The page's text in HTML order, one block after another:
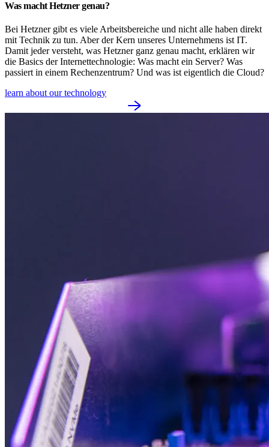
Was macht Hetzner genau?
Bei Hetzner gibt es viele Arbeitsbereiche und nicht alle haben direkt
mit Technik zu tun. Aber der Kern unseres Unternehmens ist IT.
Damit jeder versteht, was Hetzner ganz genau macht, erklären wir
die Basics der Internettechnologie: Was macht ein Server? Was
passiert in einem Rechenzentrum? Und was ist eigentlich die Cloud?
learn about our technology